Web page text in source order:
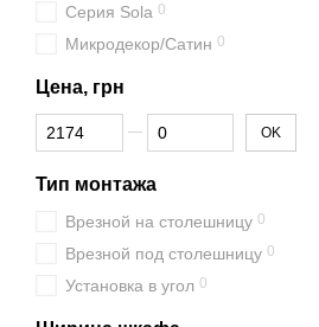
Серия Sola 0
Микродекор/Сатин 0
Цена, грн
От Цена, грн
До Цена, грн OK
Тип монтажа
Врезной на столешницу 0
Врезной под столешницу 0
Установка в угол 0